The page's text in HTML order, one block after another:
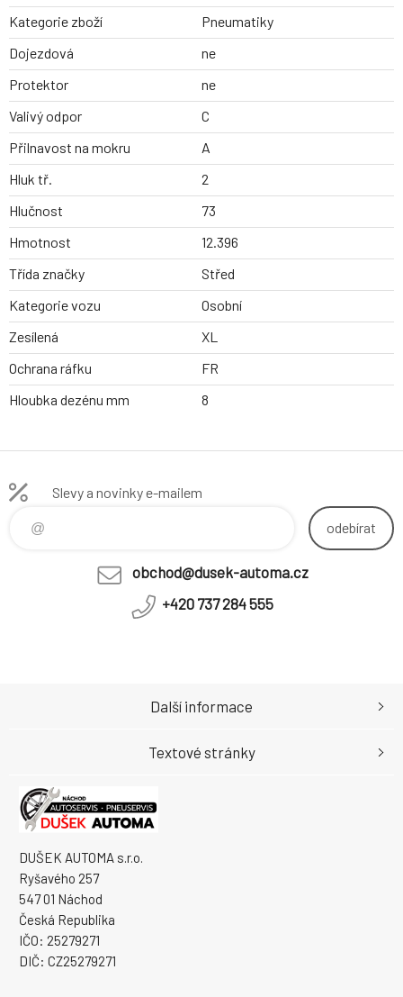
Kategorie zboží
Pneumatiky
Dojezdová
ne
Protektor
ne
Valivý odpor
C
Přilnavost na mokru
A
Hluk tř.
2
Hlučnost
73
Hmotnost
12.396
Třída značky
Střed
Kategorie vozu
Osobní
Zesílená
XL
Ochrana ráfku
FR
Hloubka dezénu mm
8
Slevy a novinky e-mailem
odebírat
obchod@dusek-automa.cz
+420 737 284 555
DUŠEK AUTOMA s.r.o.
Ryšavého 257
547 01 Náchod
Česká Republika
IČO: 25279271
DIČ: CZ25279271
Další informace
Textové stránky